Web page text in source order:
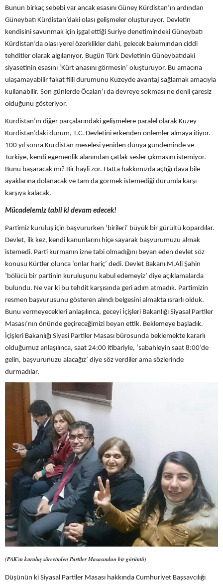
Bunun birkaç sebebi var ancak esasını Güney Kürdistan’ın ardından
Güneybatı Kürdistan’daki olası gelişmeler oluşturuyor. Devletin
kendisini savunmak için işgal ettiği Suriye denetimindeki Güneybatı
Kürdistan’da olası yerel özerklikler dahi, gelecek bakımından ciddi
tehditler olarak algılanıyor. Bugün Türk Devletinin Güneybatıdaki
siyasetinin esasını ‘Kürt anasını görmesin’ oluşturuyor. Bu amacına
ulaşamayabilir fakat fiili durumunu Kuzeyde avantaj sağlamak amacıyla
kullanabilir. Son günlerde Öcalan’ı da devreye sokması ne denli çaresiz
olduğunu gösteriyor.
Kürdistan’ın diğer parçalarındaki gelişmelere paralel olarak Kuzey
Kürdistan’daki durum, T.C. Devletini erkenden önlemler almaya itiyor.
100 yıl sonra Kürdistan meselesi yeniden dünya gündeminde ve
Türkiye, kendi egemenlik alanından çatlak sesler çıkmasını istemiyor.
Bunu başaracak mı? Bir hayli zor. Hatta hakkımızda açtığı dava bile
ayaklarına dolanacak ve tam da görmek istemediği durumla karşı
karşıya kalacak.
Mücadelemiz tabii ki devam edecek!
Partimiz kuruluş için başvururken ‘birileri’ büyük bir gürültü kopardılar.
Devlet, ilk kez, kendi kanunlarını hiçe sayarak başvurumuzu almak
istemedi. Parti kurmanın izne tabi olmadığını beyan eden devlet söz
konusu Kürtler olunca ‘onlar hariç’ dedi. Devlet Bakanı M.Ali Şahin
‘bölücü bir partinin kuruluşunu kabul edemeyiz’ diye açıklamalarda
bulundu. Ne var ki bu tehdit karşısında geri adım atmadık. Partimizin
resmen başvurusunu gösteren alındı belgesini almakta ısrarlı olduk.
Bunu vermeyecekleri anlaşılınca, geceyi İçişleri Bakanlığı Siyasal Partiler
Masası’nın önünde geçireceğimizi beyan ettik. Beklemeye başladık.
İçişleri Bakanlığı Siyasi Partiler Masası bürosunda beklemekte kararlı
olduğumuz anlaşılınca, saat 24:00 itibariyle, ‘sabahleyin saat 8:00’de
gelin, başvurunuzu alacağız’ diye söz verdiler ama sözlerinde
durmadılar.
(PAK'ın kuruluş sürecinden Partiler Masasından bir görüntü)
Düşünün ki Siyasal Partiler Masası hakkında Cumhuriyet Başsavcılığı